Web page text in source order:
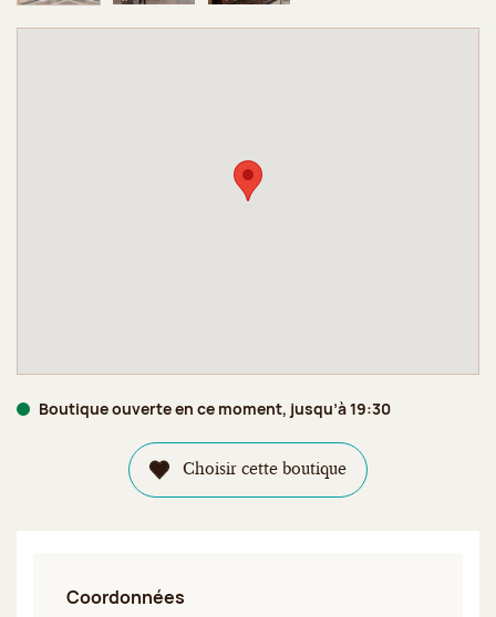
Image 1 sur 3
Boutique ouverte en ce moment, jusqu’à 19:30
Choisir cette boutique
Coordonnées